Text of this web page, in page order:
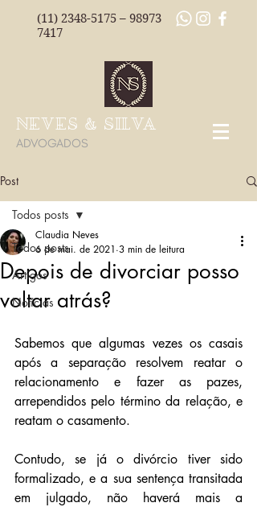
(11) 2348-5175 – 98973
7417
NEVES & SILVA
ADVOGADOS
Post
Todos posts
Artigos
Notícias
Todos posts
Depois de divorciar posso
voltar atrás?
Claudia Neves
6 de mai. de 2021 3 min de leitura
Sabemos que algumas vezes os casais
após a separação resolvem reatar o
relacionamento e fazer as pazes,
arrependidos pelo término da relação, e
reatam o casamento.
Contudo, se já o divórcio tiver sido
formalizado, e a sua sentença transitada
em julgado, não haverá mais a